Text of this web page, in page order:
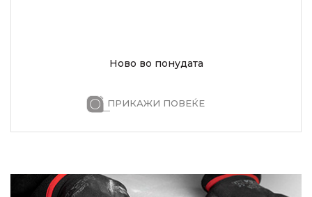
Ново во понудата
ПРИКАЖИ ПОВЕЌЕ